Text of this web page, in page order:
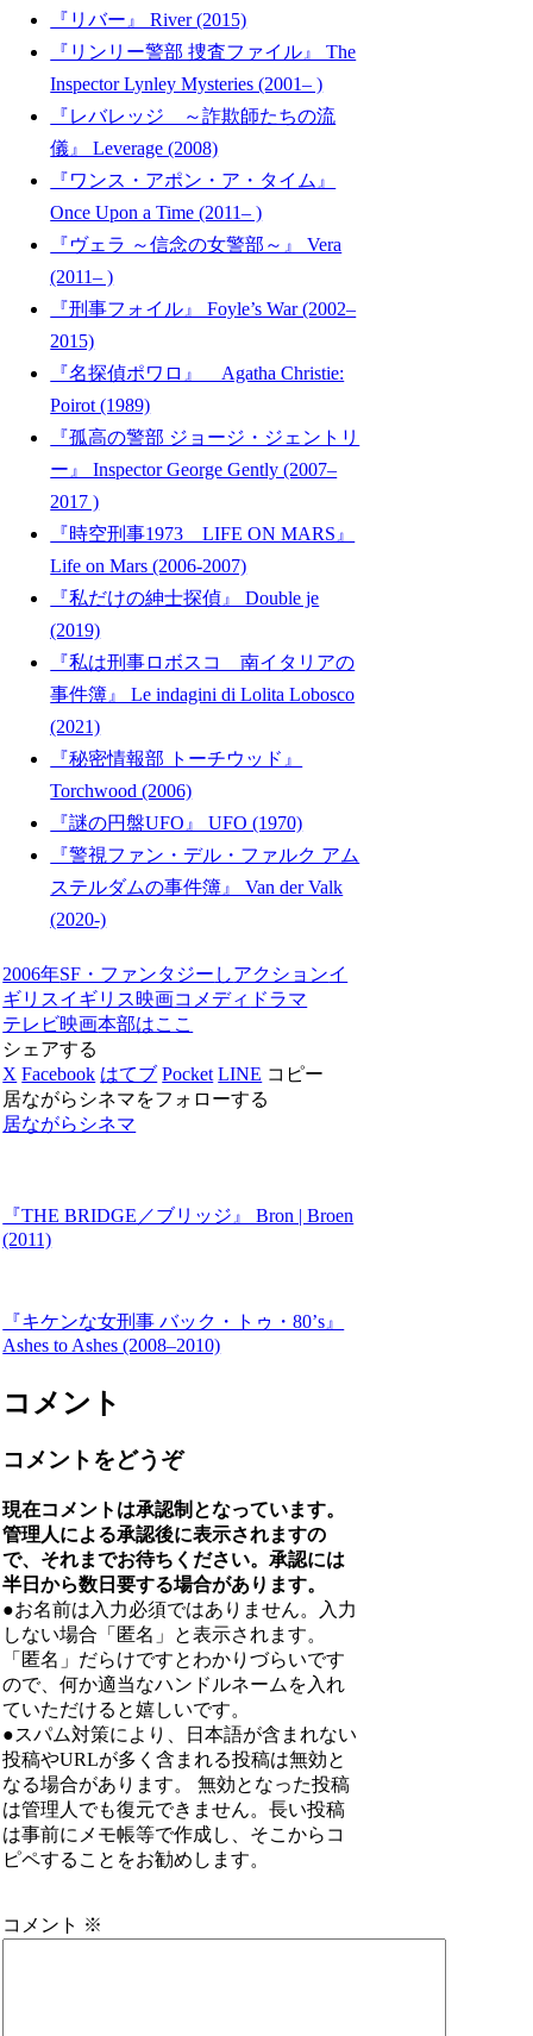
『リバー』 River (2015)
『リンリー警部 捜査ファイル』 The
Inspector Lynley Mysteries (2001– )
『レバレッジ ～詐欺師たちの流
儀』 Leverage (2008)
『ワンス・アポン・ア・タイム』
Once Upon a Time (2011– )
『ヴェラ ～信念の女警部～』 Vera
(2011– )
『刑事フォイル』 Foyle’s War (2002–
2015)
『名探偵ポワロ』 Agatha Christie:
Poirot (1989)
『孤高の警部 ジョージ・ジェントリ
ー』 Inspector George Gently (2007–
2017 )
『時空刑事1973 LIFE ON MARS』
Life on Mars (2006-2007)
『私だけの紳士探偵』 Double je
(2019)
『私は刑事ロボスコ 南イタリアの
事件簿』 Le indagini di Lolita Lobosco
(2021)
『秘密情報部 トーチウッド』
Torchwood (2006)
『謎の円盤UFO』 UFO (1970)
『警視ファン・デル・ファルク アム
ステルダムの事件簿』 Van der Valk
(2020-)
2006年SF・ファンタジー しアクションイ
ギリスイギリス映画コメディ ドラマ
テレビ映画本部はここ
シェアする
X Facebook はてブ Pocket LINE コピー
居ながらシネマをフォローする
居ながらシネマ
『THE BRIDGE／ブリッジ』 Bron | Broen
(2011)
『キケンな女刑事 バック・トゥ・80’s』
Ashes to Ashes (2008–2010)
コメント
コメントをどうぞ
現在コメントは承認制となっています。
管理人による承認後に表示されますの
で、それまでお待ちください。承認には
半日から数日要する場合があります。
●お名前は入力必須ではありません。入力
しない場合「匿名」と表示されます。
「匿名」だらけですとわかりづらいです
ので、何か適当なハンドルネームを入れ
ていただけると嬉しいです。
●スパム対策により、日本語が含まれない
投稿やURLが多く含まれる投稿は無効と
なる場合があります。 無効となった投稿
は管理人でも復元できません。長い投稿
は事前にメモ帳等で作成し、そこからコ
ピペすることをお勧めします。
コメント ※